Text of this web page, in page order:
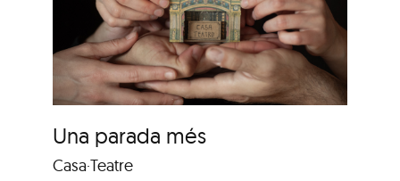
Una parada més
Casa·Teatre